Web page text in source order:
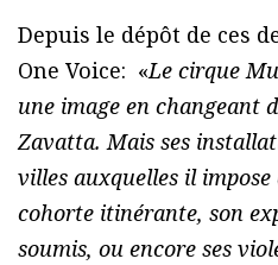
Depuis le dépôt de ces
One Voice: «Le cirque
une image en changeant
Zavatta. Mais ses
villes auxquelles il
cohorte itinérante, son
soumis, ou encore ses